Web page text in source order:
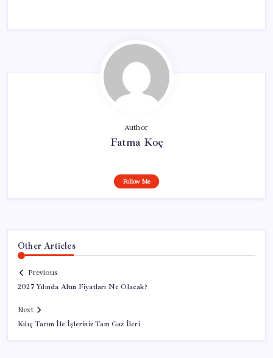
Author
Fatma Koç
Follow Me
Other Articles
Previous
2027 Yılında Altın Fiyatları Ne Olacak?
Next
Kılıç Tarım İle İşleriniz Tam Gaz İleri